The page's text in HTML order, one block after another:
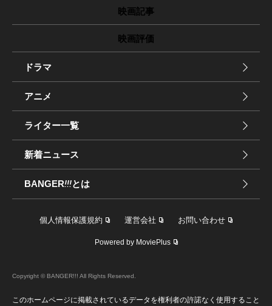
映画記事
映画評価
ドラマ
アニメ
ライター一覧
新着ニュース
BANGER!!!とは
個人情報保護規約 運営会社 お問い合わせ
Powered by MoviePlus
Copyright © BANGER!!! All Rights Reserved.
このホームページに掲載されているデータを権利者の許諾なく使用すること